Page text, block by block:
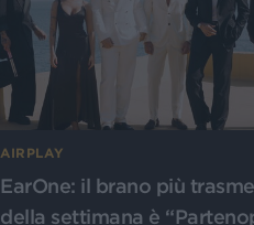
AIRPLAY
EarOne: il brano più
della settimana è